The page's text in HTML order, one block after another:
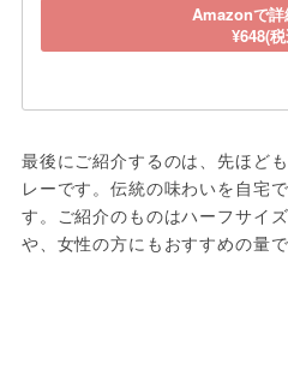
Amazonで詳
¥648(
最後にご紹介するのは、先ほど
レーです。伝統の味わいを自宅
す。ご紹介のものはハーフサイ
や、女性の方にもおすすめの量で